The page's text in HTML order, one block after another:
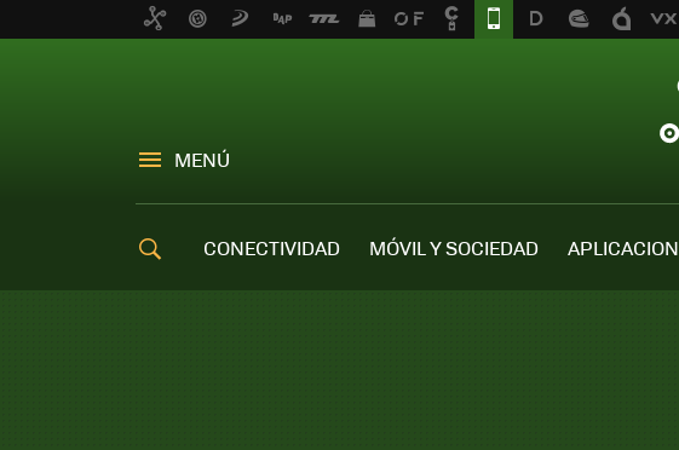
MENÚ
CONECTIVIDAD MÓVIL Y SOCIEDAD